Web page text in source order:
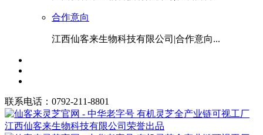
合作意向
江西仙客来生物科技有限公司|合作意向...
联系电话：0792-211-8801